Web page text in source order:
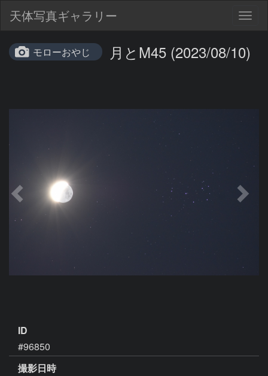
天体写真ギャラリー
モローおやじ 月とM45 (2023/08/10)
ID
#96850
撮影日時